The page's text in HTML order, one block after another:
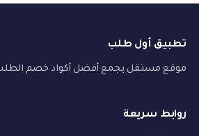
تطبيق أول طلب
موقع مستقل يجمع أفضل أكواد خصم الطلب
روابط سريعة